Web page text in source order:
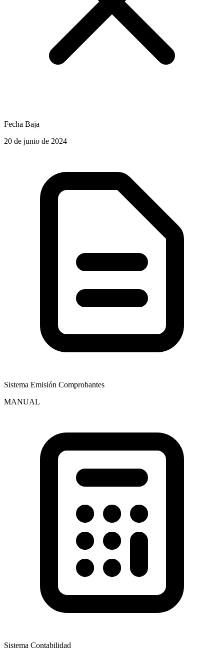
Fecha Baja
20 de junio de 2024
Sistema Emisión Comprobantes
MANUAL
Sistema Contabilidad